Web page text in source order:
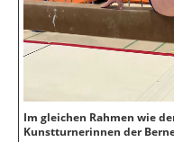
Im gleichen Rahmen wie
Kunstturnerinnen der